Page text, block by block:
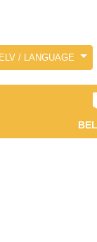
/ LANGUAGE